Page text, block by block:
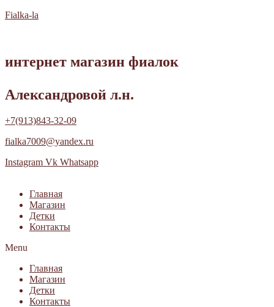
Fialka-la
интернет магазин фиалок
Александровой л.н.
+7(913)843-32-09
fialka7009@yandex.ru
Instagram Vk Whatsapp
Главная
Магазин
Детки
Контакты
Menu
Главная
Магазин
Детки
Контакты